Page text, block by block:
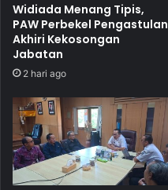
Widiada Menang Tipis,
PAW Perbekel Pengastulan
Akhiri Kekosongan
Jabatan
2 hari ago